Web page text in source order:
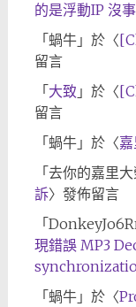
的是浮動IP 沒
「 蝸牛」於〈
留言
「 大致 」於〈
留言
「 蝸牛」於〈
「 去你的嘉里大
訴〉發佈留言
「
現錯誤 MP3
「 蝸牛」於〈